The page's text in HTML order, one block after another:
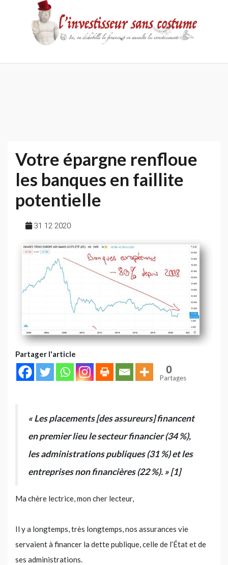
confidentialité
Votre épargne renfloue
les banques en faillite
potentielle
31 12 2020
Partager l'article
0
Partages
« Les placements [des assureurs] financent
en premier lieu le secteur financier (34 %),
les administrations publiques (31 %) et les
entreprises non financières (22 %). » [1]
Ma chère lectrice, mon cher lecteur,
Il y a longtemps, très longtemps, nos assurances vie
servaient à financer la dette publique, celle de l’État et de
ses administrations.